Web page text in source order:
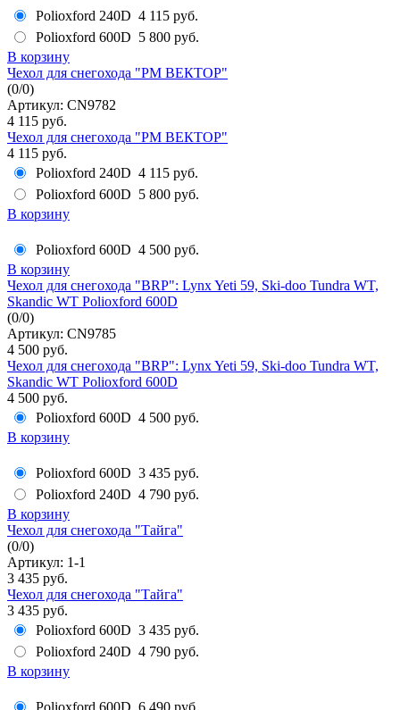
Polioxford 240D 4 115 руб.
Polioxford 600D 5 800 руб.
В корзину
Чехол для снегохода "РМ ВЕКТОР"
(0/0)
Артикул: CN9782
4 115 руб.
Чехол для снегохода "РМ ВЕКТОР"
4 115 руб.
Polioxford 240D 4 115 руб.
Polioxford 600D 5 800 руб.
В корзину
Polioxford 600D 4 500 руб.
В корзину
Чехол для снегохода "BRP": Lynx Yeti 59, Ski-doo Tundra WT,
Skandic WT Polioxford 600D
(0/0)
Артикул: CN9785
4 500 руб.
Чехол для снегохода "BRP": Lynx Yeti 59, Ski-doo Tundra WT,
Skandic WT Polioxford 600D
4 500 руб.
Polioxford 600D 4 500 руб.
В корзину
Polioxford 600D 3 435 руб.
Polioxford 240D 4 790 руб.
В корзину
Чехол для снегохода "Тайга"
(0/0)
Артикул: 1-1
3 435 руб.
Чехол для снегохода "Тайга"
3 435 руб.
Polioxford 600D 3 435 руб.
Polioxford 240D 4 790 руб.
В корзину